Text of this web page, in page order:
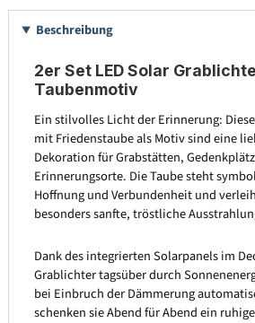
Beschreibung
2er Set LED Solar
Taubenmotiv
Ein stilvolles Licht der Erinnerung:
mit Friedenstaube als Motiv sind eine
Dekoration für Grabstätten,
Erinnerungsorte. Die Taube steht
Hoffnung und Verbundenheit und
besonders sanfte, tröstliche
Dank des integrierten Solarpanels im
Grablichter tagsüber durch
bei Einbruch der Dämmerung
schenken sie Abend für Abend ein